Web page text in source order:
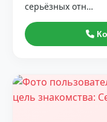
серьёзных отн…